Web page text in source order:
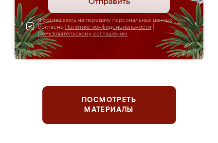
Отправить
Я соглашаюсь на передачу персональных данных
согласно Политике конфиденциальности
Пользовательскому соглашению
ПОСМОТРЕТЬ
МАТЕРИАЛЫ